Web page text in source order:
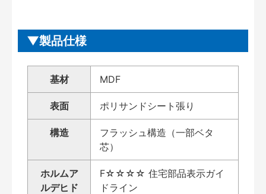
製品仕様
基材 MDF
表面 ポリサンドシート張り
構造
フラッシュ構造（一部ベタ
芯）
ホルムア
ルデヒド
F☆☆☆☆ 住宅部品表示ガイ
ドライン